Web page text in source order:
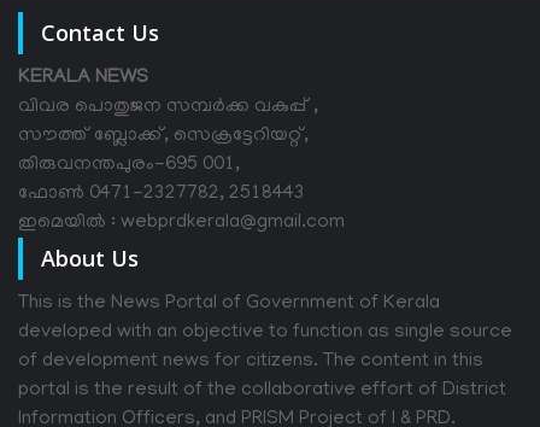
Contact Us
KERALA NEWS
വിവര പൊതുജന സമ്പര്‍ക്ക വകുപ്പ് ,
സൗത്ത് ബ്ലോക്ക്, സെക്രട്ടേറിയറ്റ്,
തിരുവനന്തപുരം-695 001,
ഫോൺ 0471-2327782, 2518443
ഇമെയിൽ : webprdkerala@gmail.com
About Us
This is the News Portal of Government of Kerala
developed with an objective to function as single source
of development news for citizens. The content in this
portal is the result of the collaborative effort of District
Information Officers, and PRISM Project of I & PRD.